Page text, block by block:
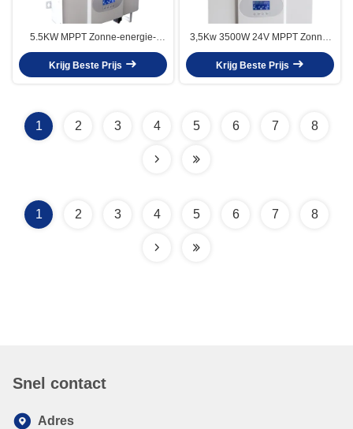
5.5KW MPPT Zonne-energie-
omvormer 48V DC tot 220V AC
Zonne-afkoppeling Puur
sinusgolfhybride met LCD-scherm
Krijg Beste Prijs
3,5Kw 3500W 24V MPPT Zonne-
energie DC naar AC Pure
Sinusgolf Energiesysteem Off-Grid
Hybride Zonne-omvormer
Krijg Beste Prijs
1 2 3 4 5 6 7 8
1 2 3 4 5 6 7 8
Snel contact
Adres